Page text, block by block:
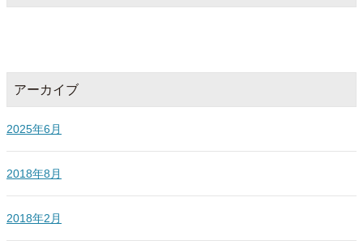
アーカイブ
2025年6月
2018年8月
2018年2月